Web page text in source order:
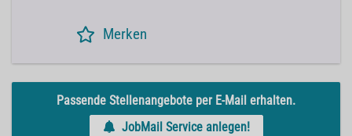
Merken
Passende Stellenangebote per E-Mail erhalten.
JobMail Service anlegen!